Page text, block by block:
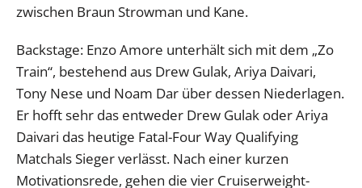
zwischen Braun Strowman und Kane.
Backstage: Enzo Amore unterhält sich mit dem „Zo
Train“, bestehend aus Drew Gulak, Ariya Daivari,
Tony Nese und Noam Dar über dessen Niederlagen.
Er hofft sehr das entweder Drew Gulak oder Ariya
Daivari das heutige Fatal-Four Way Qualifying
Matchals Sieger verlässt. Nach einer kurzen
Motivationsrede, gehen die vier Cruiserweight-